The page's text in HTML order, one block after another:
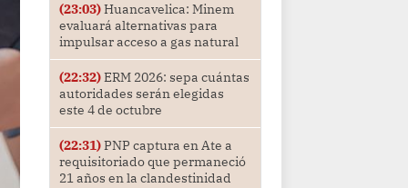
(23:03)Huancavelica: Minem
evaluará alternativas para
impulsar acceso a gas natural
(22:32)ERM 2026: sepa cuántas
autoridades serán elegidas
este 4 de octubre
(22:31)PNP captura en Ate a
requisitoriado que permaneció
21 años en la clandestinidad